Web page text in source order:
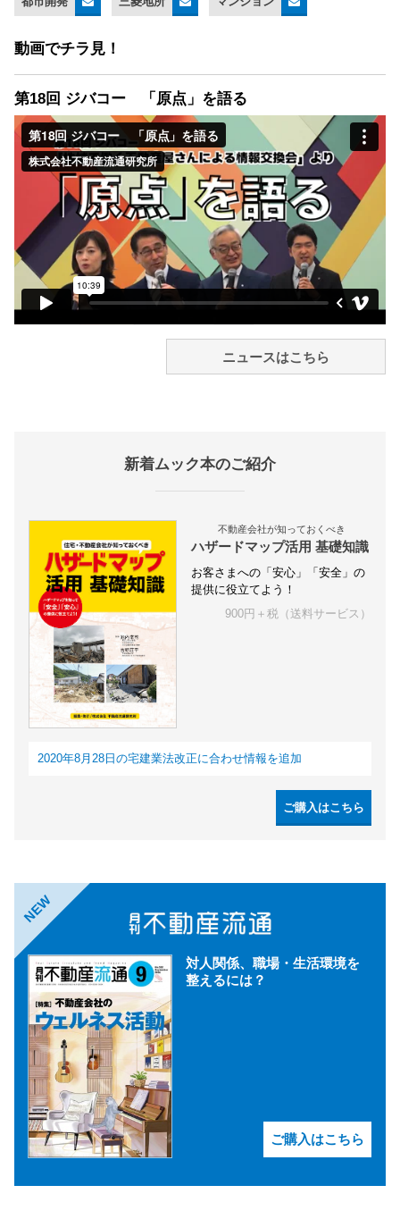
動画でチラ見！
第18回 ジバコー 「原点」を語る
ニュースはこちら
新着ムック本のご紹介
不動産会社が知っておくべき
ハザードマップ活用 基礎知識
お客さまへの「安心」「安全」の
提供に役立てよう！
900円＋税（送料サービス）
2020年8月28日の宅建業法改正に合わせ情報を追加
ご購入はこちら
NEW
対人関係、職場・生活環境を
整えるには？
ご購入はこちら